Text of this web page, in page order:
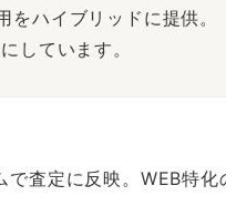
ハイブリッドに提供。
しています。
査定に反映。WEB特化